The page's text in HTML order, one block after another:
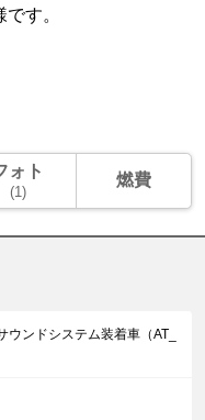
す。
ォト
(1)
燃費
ウンドシステム装着車（AT_